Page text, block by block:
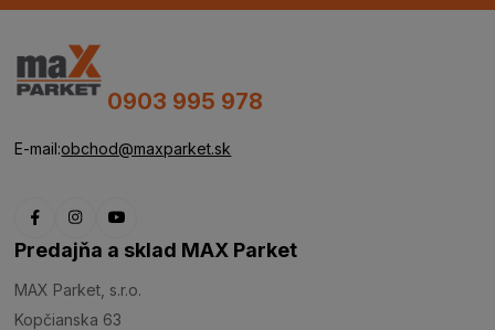
0903 995 978
E-mail:obchod@maxparket.sk
Predajňa a sklad MAX Parket
MAX Parket, s.r.o.
Kopčianska 63